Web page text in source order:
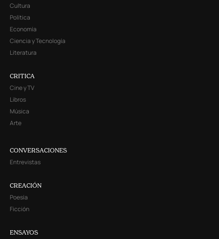
Cultura
Política
Economía
Ciencia y Tecnología
Literatura
CRITICA
Cine y TV
Libros
Música
Arte
CONVERSACIONES
Entrevistas
CREACIÓN
Poesía
Ficción
ENSAYOS